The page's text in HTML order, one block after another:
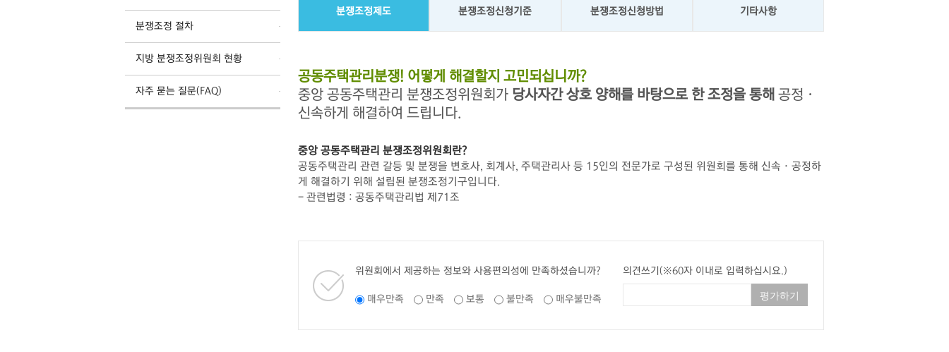
분쟁조정 절차
지방 분쟁조정위원회 현황
자주 묻는 질문(FAQ)
분쟁조정제도 분쟁조정신청기준 분쟁조정신청방법 기타사항
공동주택관리분쟁! 어떻게 해결할지 고민되십니까?
중앙 공동주택관리 분쟁조정위원회가 당사자간 상호 양해를 바탕으로 한 조정을 통해 공정 ·
신속하게 해결하여 드립니다.
중앙 공동주택관리 분쟁조정위원회란?
공동주택관리 관련 갈등 및 분쟁을 변호사, 회계사, 주택관리사 등 15인의 전문가로 구성된 위원회를 통해 신속 · 공정하
게 해결하기 위해 설립된 분쟁조정기구입니다.
- 관련법령 : 공동주택관리법 제71조
위원회에서 제공하는 정보와 사용편의성에 만족하셨습니까?
매우만족 만족 보통 불만족 매우불만족
의견쓰기(※60자 이내로 입력하십시요.)